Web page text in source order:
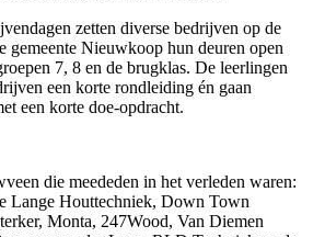
zetten diverse bedrijven op de
gemeente Nieuwkoop hun deuren open
7, 8 en de brugklas. De leerlingen
een korte rondleiding én gaan
een korte doe-opdracht.
die meededen in het verleden waren:
Lange Houttechniek, Down Town
Monta, 247Wood, Van Diemen